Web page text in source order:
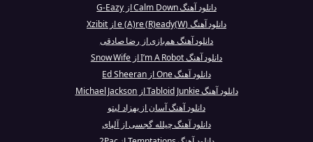
دانلود آهنگ Calm Down از G-Eazy
دانلود آهنگ (W)e (A)re (R)eady از Xzibit
دانلود آهنگ هم‌بازی از رضا صادقی
دانلود آهنگ I’m A Robot از Snow Wife
دانلود آهنگ One از Ed Sheeran
دانلود آهنگ Tabloid Junkie از Michael Jackson
دانلود آهنگ آسان از بهزاد لیتو
دانلود آهنگ چیلله گجسی از آلپای